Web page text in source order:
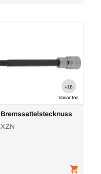
+16
Varianten
Bremssattelstecknuss
XZN